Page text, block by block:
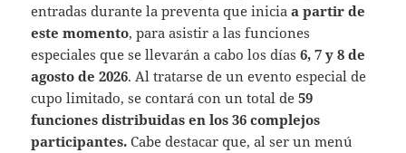
entradas durante la preventa que iniciaa partir de
este momento, para asistir a las funciones
especiales que se llevarán a cabo los días6, 7 y 8 de
agosto de 2026. Al tratarse de un evento especial de
cupo limitado, se contará con un total de59
funciones distribuidas en los 36 complejos
participantes.Cabe destacar que, al ser un menú